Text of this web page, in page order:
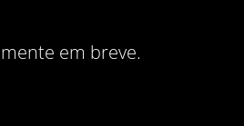
em breve.